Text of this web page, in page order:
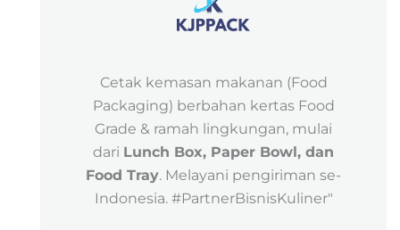
Cetak kemasan makanan (Food
Packaging) berbahan kertas Food
Grade & ramah lingkungan, mulai
dari Lunch Box, Paper Bowl, dan
Food Tray. Melayani pengiriman se-
Indonesia. #PartnerBisnisKuliner"